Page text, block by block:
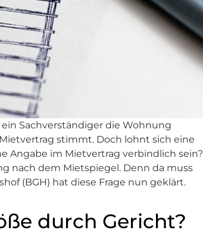
Sachverständiger die Wohnung
stimmt. Doch lohnt sich eine
Angabe im Mietvertrag verbindlich sein?
nach dem Mietspiegel. Denn da muss
(BGH) hat diese Frage nun geklärt.
durch Gericht?